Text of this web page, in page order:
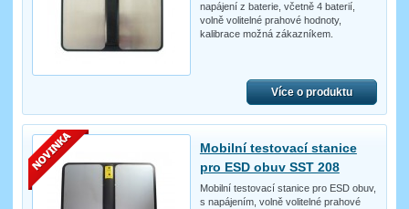
napájení z baterie, včetně 4 baterií,
volně volitelné prahové hodnoty,
kalibrace možná zákazníkem.
Více o produktu
Mobilní testovací stanice
pro ESD obuv SST 208
Mobilní testovací stanice pro ESD obuv,
s napájením, volně volitelné prahové